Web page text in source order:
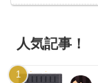
人気記事！